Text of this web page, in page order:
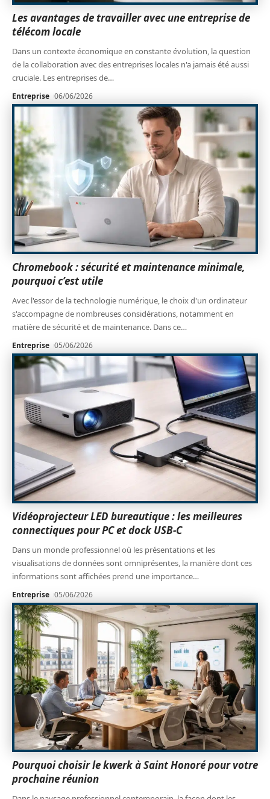
Les avantages de travailler avec une entreprise de
télécom locale
Dans un contexte économique en constante évolution, la question
de la collaboration avec des entreprises locales n'a jamais été aussi
cruciale. Les entreprises de…
Entreprise 06/06/2026
Chromebook : sécurité et maintenance minimale,
pourquoi c’est utile
Avec l'essor de la technologie numérique, le choix d'un ordinateur
s'accompagne de nombreuses considérations, notamment en
matière de sécurité et de maintenance. Dans ce…
Entreprise 05/06/2026
Vidéoprojecteur LED bureautique : les meilleures
connectiques pour PC et dock USB-C
Dans un monde professionnel où les présentations et les
visualisations de données sont omniprésentes, la manière dont ces
informations sont affichées prend une importance…
Entreprise 05/06/2026
Pourquoi choisir le kwerk à Saint Honoré pour votre
prochaine réunion